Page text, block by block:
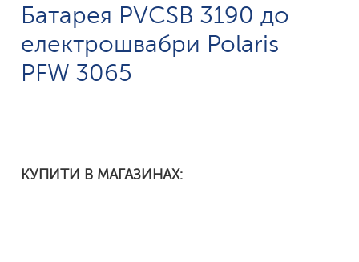
Батарея PVCSB 3190 до
електрошвабри Polaris
PFW 3065
КУПИТИ В МАГАЗИНАХ: